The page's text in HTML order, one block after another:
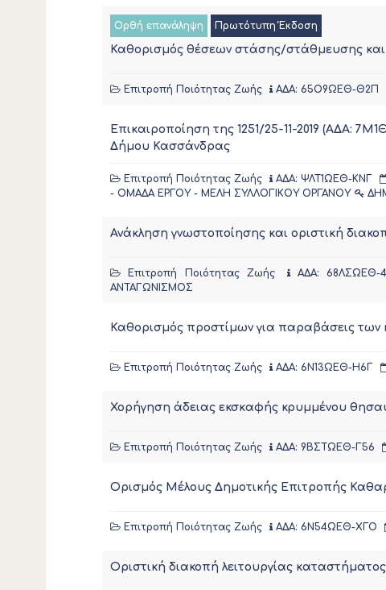
Ορθή επανάληψη Πρωτότυπη Έκδοση
Καθορισμός θέσεων στάσης/στάθμευσης
Επιτροπή Ποιότητας Ζωής ΑΔΑ: 65Ο9ΩΕΘ-Θ2Π
Επικαιροποίηση της 1251/25-11-2019 (ΑΔΑ:
Δήμου Κασσάνδρας
Επιτροπή Ποιότητας Ζωής ΑΔΑ: ΨΛΤ1ΩΕΘ-ΚΝΓ
- ΟΜΑΔΑ ΕΡΓΟΥ - ΜΕΛΗ ΣΥΛΛΟΓΙΚΟΥ ΟΡΓΑΝΟΥ
Ανάκληση γνωστοποίησης και οριστική
Επιτροπή Ποιότητας Ζωής ΑΔΑ: 68ΛΣΩΕΘ-
ΑΝΤΑΓΩΝΙΣΜΟΣ
Καθορισμός προστίμων για παραβάσεις
Επιτροπή Ποιότητας Ζωής ΑΔΑ: 6Ν13ΩΕΘ-Η6Γ
Χορήγηση άδειας εκσκαφής κρυμμένου
Επιτροπή Ποιότητας Ζωής ΑΔΑ: 9ΒΣΤΩΕΘ-Γ56
Ορισμός Μέλους Δημοτικής Επιτροπής
Επιτροπή Ποιότητας Ζωής ΑΔΑ: 6Ν54ΩΕΘ-ΧΓΟ
Οριστική διακοπή λειτουργίας καταστήματος